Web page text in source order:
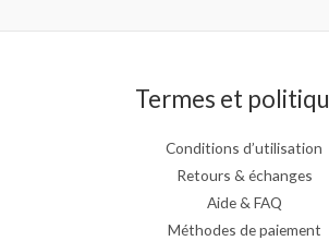
Termes et
Conditions d’utilisation
Retours & échanges
Aide & FAQ
Méthodes de paiement